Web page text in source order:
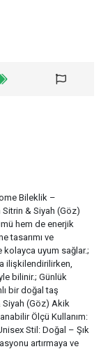
Bileklik –
Sitrin & Siyah (Göz)
hem de enerjik
tasarımı ve
kolayca uyum sağlar.;
ilişkilendirilirken,
bilinir.; Günlük
bir doğal taş
Siyah (Göz) Akik
Ölçü Kullanım:
Stil: Doğal – Şık
artırmaya ve